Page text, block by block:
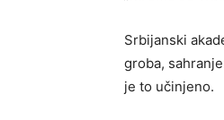
Srbijanski
groba,
je to učinjeno.